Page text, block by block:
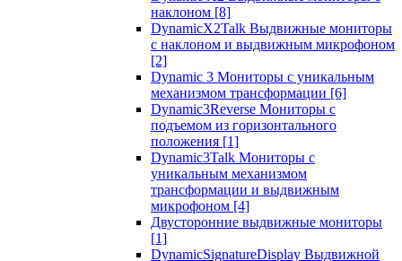
наклоном [8]
DynamicX2Talk Выдвижные мониторы
с наклоном и выдвижным микрофоном
[2]
Dynamic 3 Мониторы с уникальным
механизмом трансформации [6]
Dynamic3Reverse Мониторы с
подъемом из горизонтального
положения [1]
Dynamic3Talk Мониторы с
уникальным механизмом
трансформации и выдвижным
микрофоном [4]
Двусторонние выдвижные мониторы
[1]
DynamicSignatureDisplay Выдвижной